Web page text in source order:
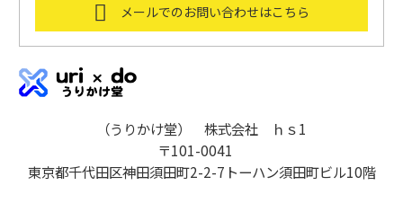
（うりかけ堂） 株式会社 ｈｓ1
〒101-0041
東京都千代田区神田須田町2-2-7トーハン須田町ビル10階
メールでのお問い合わせはこちら